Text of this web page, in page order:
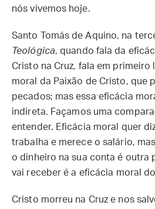
nós vivemos hoje.
Santo Tomás de Aquino, na
Teológica, quando fala da
Cristo na Cruz, fala em primeiro
moral da Paixão de Cristo, que
pecados; mas essa eficácia
indireta. Façamos uma
entender. Eficácia moral quer
trabalha e merece o salário,
o dinheiro na sua conta é outra
vai receber é a eficácia moral
Cristo morreu na Cruz e nos